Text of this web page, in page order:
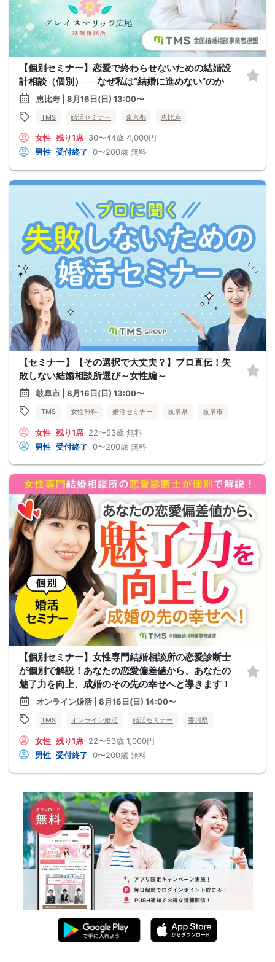
【個別セミナー】恋愛で終わらせないための結婚設
計相談（個別）──なぜ私は“結婚に進めない”のか
恵比寿 | 8月16日(日) 13:00〜
TMS 婚活セミナー 東京都 恵比寿
女性 残り1席 30〜44歳 4,000円
男性 受付終了 0〜200歳 無料
【セミナー】【その選択で大丈夫？】プロ直伝！失
敗しない結婚相談所選び～女性編～
岐阜市 | 8月16日(日) 13:00〜
TMS 女性無料 婚活セミナー 岐阜県 岐阜市
女性 残り1席 22〜53歳 無料
男性 受付終了 0〜200歳 無料
【個別セミナー】女性専門結婚相談所の恋愛診断士
が個別で解説！あなたの恋愛偏差値から、あなたの
魅了力を向上、成婚のその先の幸せへと導きます！
オンライン婚活 | 8月16日(日) 14:00〜
TMS オンライン婚活 婚活セミナー 香川県
女性 残り1席 22〜53歳 1,000円
男性 受付終了 0〜200歳 無料